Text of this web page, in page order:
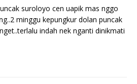
suroloyo cen uapik mas nggo
minggu kepungkur dolan puncak
indah nek nganti dinikmati